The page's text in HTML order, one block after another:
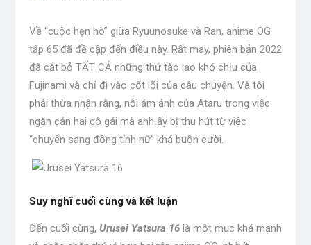
Về “cuộc hẹn hò” giữa Ryuunosuke và Ran, anime OG
tập 65 đã đề cập đến điều này. Rất may, phiên bản 2022
đã cắt bỏ TẤT CẢ những thứ tào lao khó chịu của
Fujinami và chỉ đi vào cốt lõi của câu chuyện. Và tôi
phải thừa nhận rằng, nỗi ám ảnh của Ataru trong việc
ngăn cản hai cô gái mà anh ấy bị thu hút từ việc
“chuyển sang đồng tính nữ” khá buồn cười.
Suy nghĩ cuối cùng và kết luận
Đến cuối cùng, Urusei Yatsura 16là một mục khá mạnh